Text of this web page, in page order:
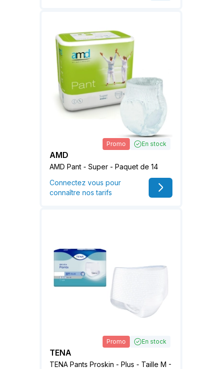
Promo En stock
AMD
AMD Pant - Super - Paquet de 14
Connectez vous pour
connaître nos tarifs
Promo En stock
TENA
TENA Pants Proskin - Plus - Taille M -